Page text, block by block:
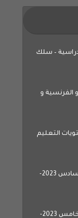
– سلك
و الفرنسية و
التعليم
جميع فروض المرحلة الأولى المستوى السادس 2023-
جميع فروض المرحلة الأولى المستوى الخامس 2023-